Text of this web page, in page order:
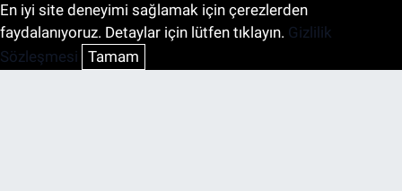
En iyi site deneyimi sağlamak için çerezlerden
faydalanıyoruz. Detaylar için lütfen tıklayın. Gizlilik
Sözleşmesi Tamam